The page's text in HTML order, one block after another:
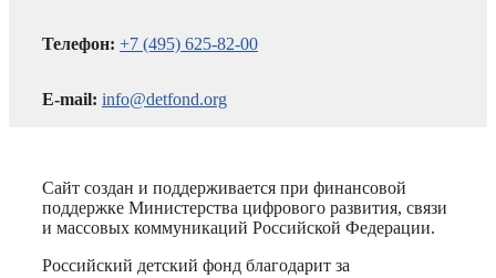
Телефон: +7 (495) 625-82-00
E-mail: info@detfond.org
Сайт создан и поддерживается при финансовой
поддержке Министерства цифрового развития, связи
и массовых коммуникаций Российской Федерации.
Российский детский фонд благодарит за